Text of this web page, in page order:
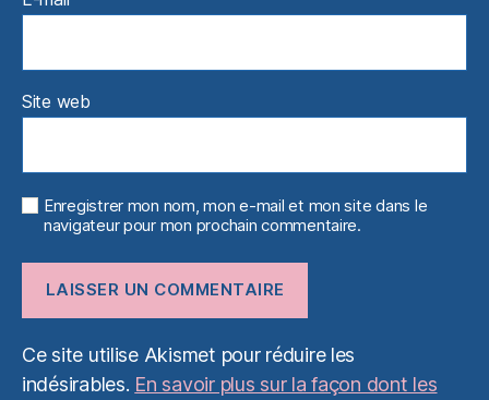
Site web
Enregistrer mon nom, mon e-mail et mon site dans le
navigateur pour mon prochain commentaire.
Ce site utilise Akismet pour réduire les
indésirables. En savoir plus sur la façon dont les